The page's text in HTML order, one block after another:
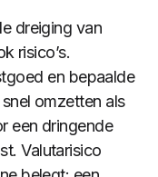
dreiging van
risico’s.
en bepaalde
omzetten als
een dringende
Valutarisico